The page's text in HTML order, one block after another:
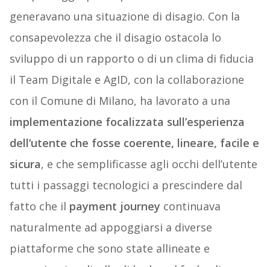
generavano una situazione di disagio. Con la
consapevolezza che il disagio ostacola lo
sviluppo di un rapporto o di un clima di fiducia
il Team Digitale e AgID, con la collaborazione
con il Comune di Milano, ha lavorato a una
implementazione focalizzata sull’esperienza
dell’utente che fosse coerente, lineare, facile e
sicura, e che semplificasse agli occhi dell’utente
tutti i passaggi tecnologici a prescindere dal
fatto che il payment journey continuava
naturalmente ad appoggiarsi a diverse
piattaforme che sono state allineate e